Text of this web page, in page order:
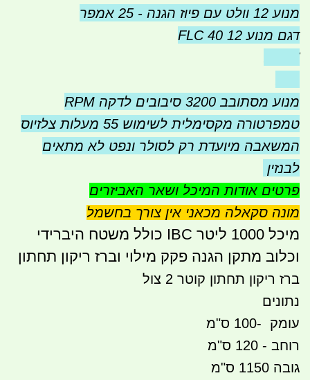
מנוע 12 וולט עם פיוז הגנה - 25 אמפר
דגם מנוע FLC 40 12
מנוע מסתובב 3200 סיבובים לדקה RPM
טמפרטורה מקסימלית לשימוש 55 מעלות צלזיוס
המשאבה מיועדת רק לסולר ונפט לא מתאים
לבנזין
פרטים אודות המיכל ושאר האביזרים
מונה סקאלה מכאני אין צורך בחשמל
מיכל 1000 ליטר IBC כולל משטח היברידי
וכלוב מתקן הגנה פקק מילוי וברז ריקון תחתון
ברז ריקון תחתון קוטר 2 צול
נתונים
עומק -100 ס"מ
רוחב - 120 ס"מ
גובה 1150 ס"מ